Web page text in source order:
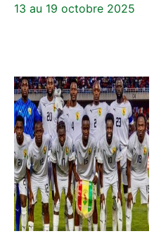
13 au 19 octobre 2025